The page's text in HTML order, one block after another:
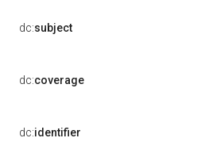
dc:subject
dc:coverage
dc:identifier